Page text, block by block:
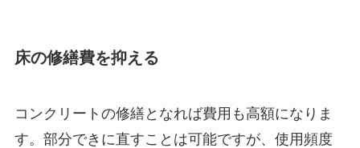
床の修繕費を抑える
コンクリートの修繕となれば費用も高額になりま
す。部分できに直すことは可能ですが、使用頻度